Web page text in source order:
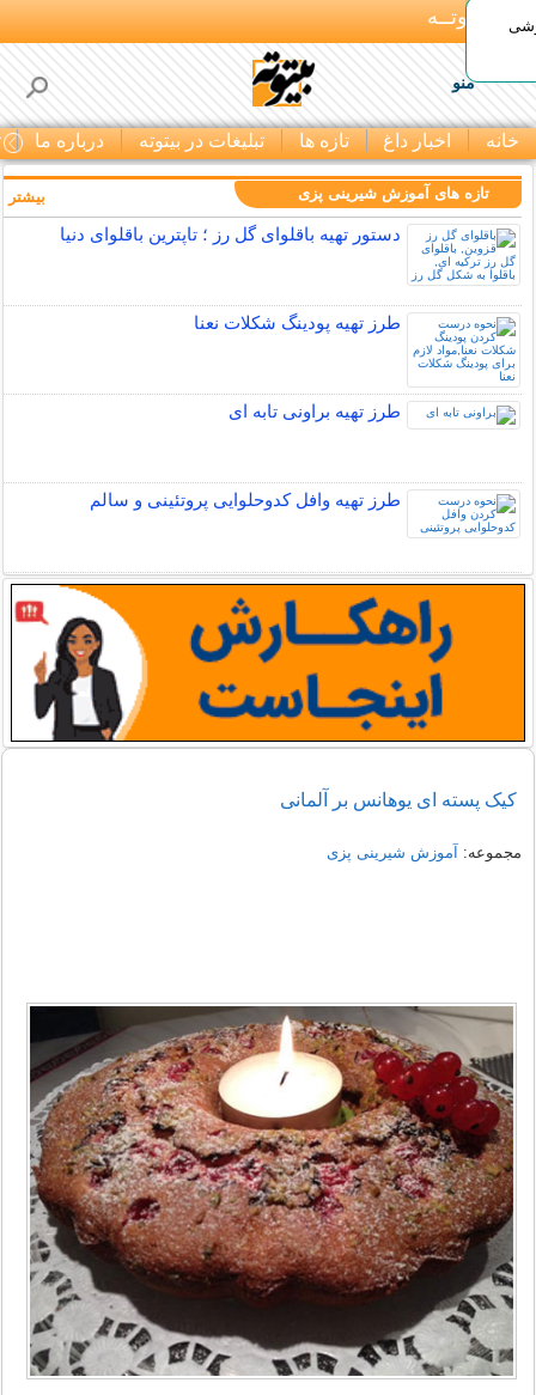
بـیتوتــه
منو
خانه اخبار داغ تازه ها تبلیغات در بیتوته درباره ما
تازه های آموزش شیرینی پزی
دستور تهیه باقلوای گل رز ؛ تاپترین باقلوای دنیا
طرز تهیه پودینگ شکلات نعنا
طرز تهیه براونی تابه ای
طرز تهیه وافل کدوحلوایی پروتئینی و سالم
بیشتر
کیک پسته ای یوهانس بر آلمانی
مجموعه: آموزش شیرینی پزی